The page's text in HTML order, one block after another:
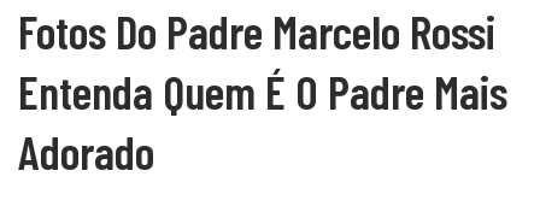
Fotos Do Padre Marcelo Rossi
Entenda Quem É O Padre Mais
Adorado